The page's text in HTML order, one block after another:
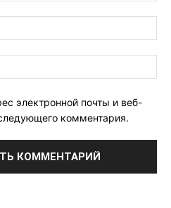
электронной почты и веб-
комментария.